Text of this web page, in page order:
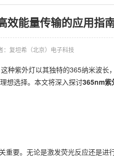
效能量传输的应用指
：复坦希（北京）电子科技
紫外灯以其独特的365纳米波长
想选择。本文将深入探讨365nm紫
要。无论是激发荧光反应还是进